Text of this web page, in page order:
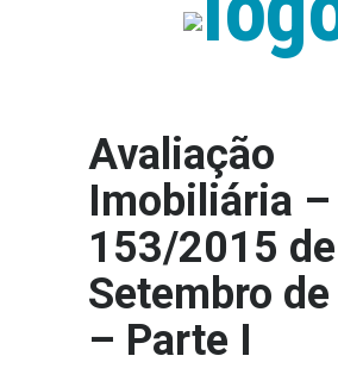
Avaliação
Imobiliária –
153/2015 de
Setembro
– Parte I